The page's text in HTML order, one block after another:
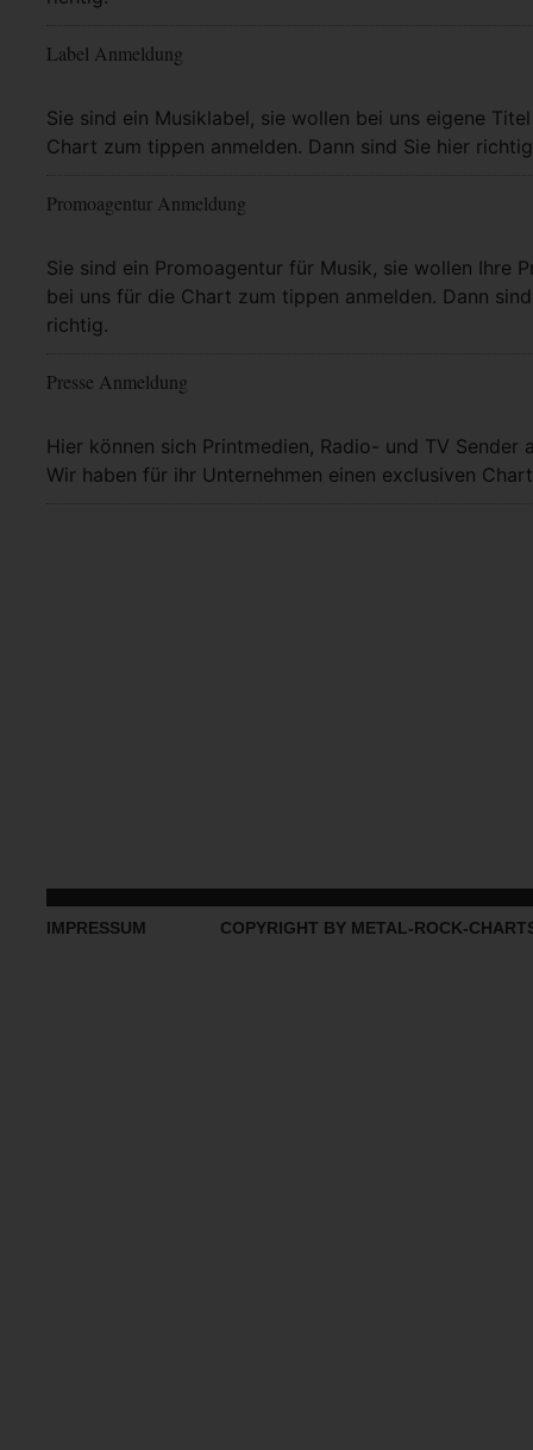
Label Anmeldung
Sie sind ein Musiklabel, sie wollen bei uns eigene
Chart zum tippen anmelden. Dann sind Sie hier
Mehr Info
Promoagentur Anmeldung
Sie sind ein Promoagentur für Musik, sie wollen Ihre
bei uns für die Chart zum tippen anmelden. Dann
richtig.
Mehr Info
Presse Anmeldung
Hier können sich Printmedien, Radio- und TV Sender
Wir haben für ihr Unternehmen einen exclusiven
Mehr Info
IMPRESSUM COPYRIGHT BY METAL-ROCK-